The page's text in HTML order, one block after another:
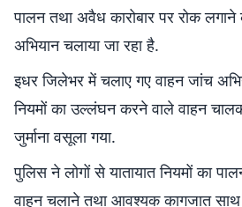
पालन तथा अवैध कारोबार पर रोक
अभियान चलाया जा रहा है.
इधर जिलेभर में चलाए गए वाहन जांच
नियमों का उल्लंघन करने वाले वाहन
जुर्माना वसूला गया.
पुलिस ने लोगों से यातायात नियमों का
वाहन चलाने तथा आवश्यक कागजात